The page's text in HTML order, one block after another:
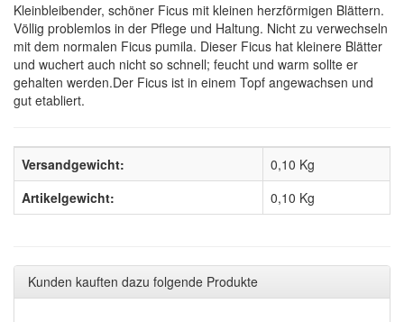
Kleinbleibender, schöner Ficus mit kleinen herzförmigen Blättern.
Völlig problemlos in der Pflege und Haltung. Nicht zu verwechseln
mit dem normalen Ficus pumila. Dieser Ficus hat kleinere Blätter
und wuchert auch nicht so schnell; feucht und warm sollte er
gehalten werden.Der Ficus ist in einem Topf angewachsen und
gut etabliert.
Versandgewicht:
0,10 Kg
Artikelgewicht:
0,10 Kg
Kunden kauften dazu folgende Produkte